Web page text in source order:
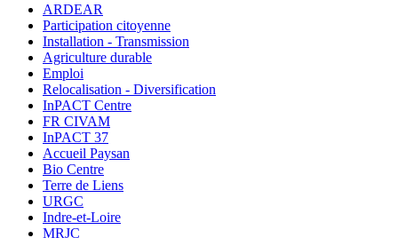
ARDEAR
Participation citoyenne
Installation - Transmission
Agriculture durable
Emploi
Relocalisation - Diversification
InPACT Centre
FR CIVAM
InPACT 37
Accueil Paysan
Bio Centre
Terre de Liens
URGC
Indre-et-Loire
MRJC